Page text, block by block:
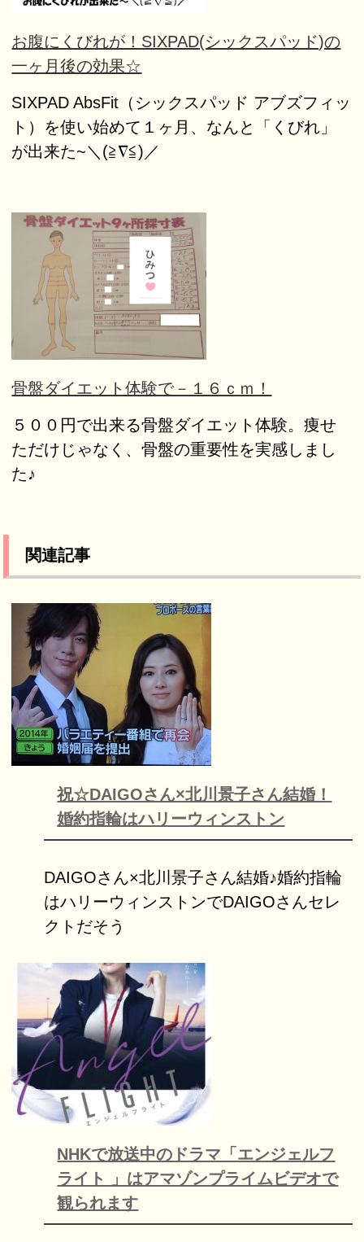
お腹にくびれが！SIXPAD(シックスパッド)の
一ヶ月後の効果☆
SIXPAD AbsFit（シックスパッド アブズフィッ
ト）を使い始めて１ヶ月、なんと「くびれ」
が出来た~＼(≧∇≦)／
骨盤ダイエット体験で－１６ｃｍ！
５００円で出来る骨盤ダイエット体験。痩せ
ただけじゃなく、骨盤の重要性を実感しまし
た♪
関連記事
祝☆DAIGOさん×北川景子さん結婚！
婚約指輪はハリーウィンストン
DAIGOさん×北川景子さん結婚♪婚約指輪
はハリーウィンストンでDAIGOさんセレ
クトだそう
NHKで放送中のドラマ「エンジェルフ
ライト 」はアマゾンプライムビデオで
観られます